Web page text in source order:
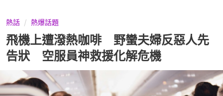
熱話 熱爆話題
飛機上遭潑熱咖啡 野蠻夫婦反惡人先
告狀 空服員神救援化解危機